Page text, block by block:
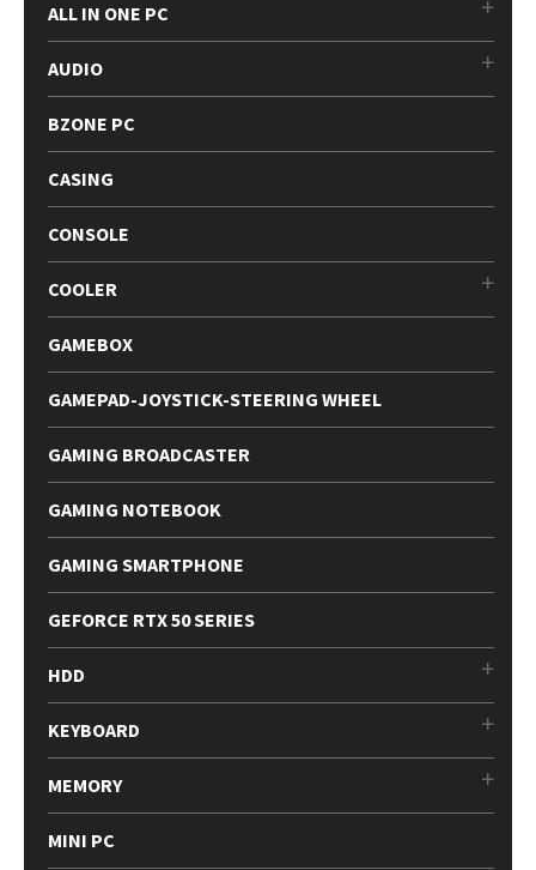
ALL IN ONE PC
AUDIO
BZONE PC
CASING
CONSOLE
COOLER
GAMEBOX
GAMEPAD-JOYSTICK-STEERING WHEEL
GAMING BROADCASTER
GAMING NOTEBOOK
GAMING SMARTPHONE
GEFORCE RTX 50 SERIES
HDD
KEYBOARD
MEMORY
MINI PC